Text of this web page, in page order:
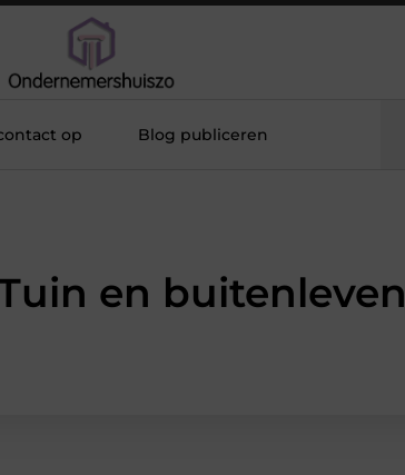
op Blog publiceren
en buitenleven